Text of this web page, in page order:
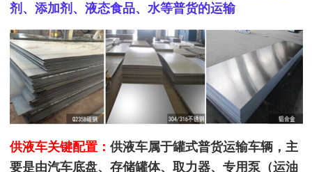
剂、添加剂、液态食品、水等普货的运输
供液车关键配置： 供液车属于罐式普货运输车辆，主
要是由汽车底盘、存储罐体、取力器、专用泵（运油